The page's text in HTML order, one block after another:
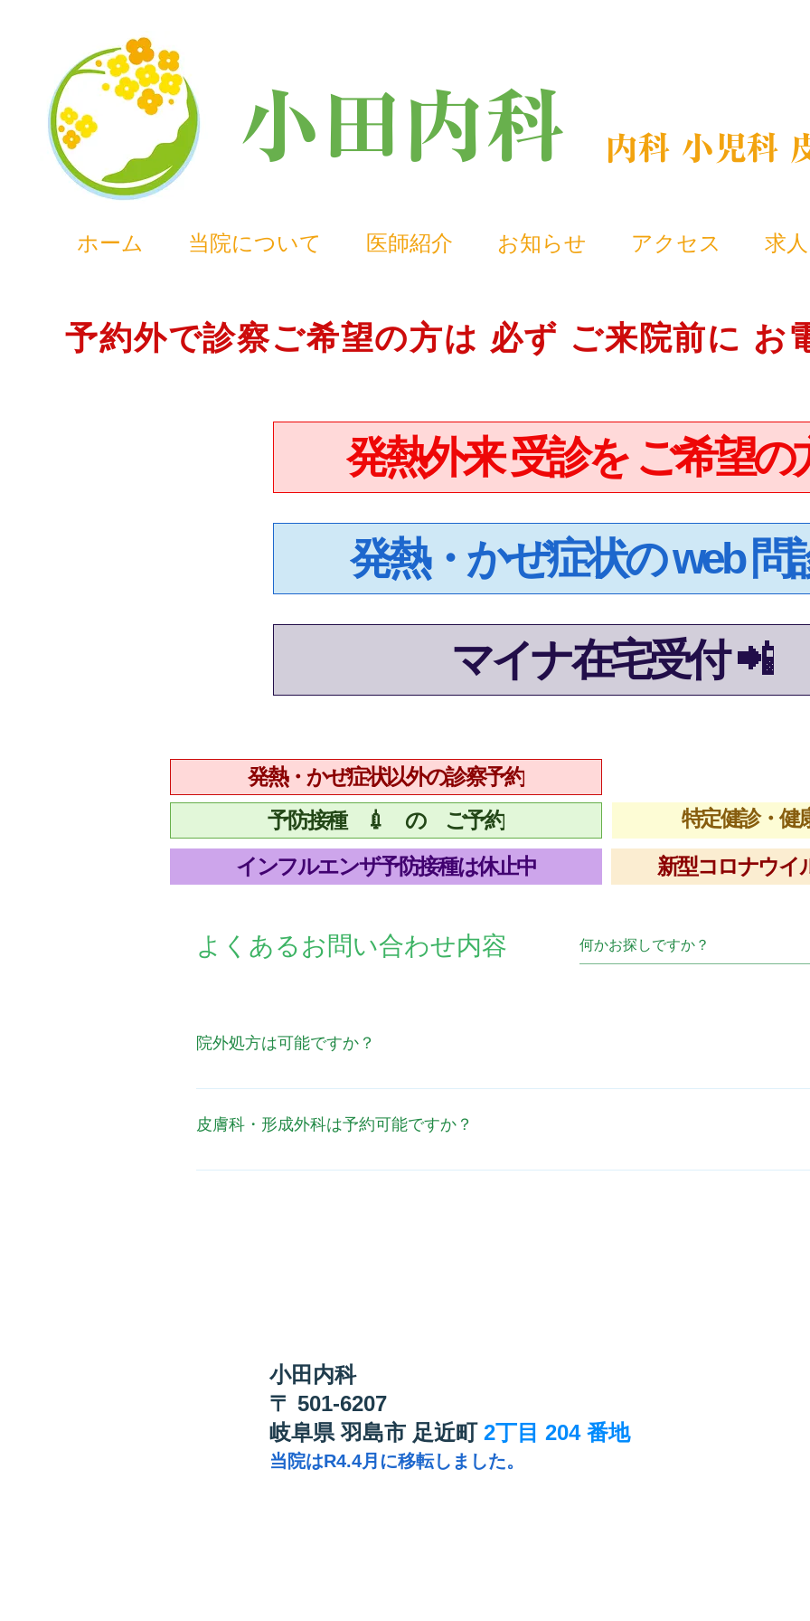
小田内科 内科 小児科
ホーム 当院について 医師紹介 お知らせ アクセス 求人
予約外で診察ご希望の方は 必ず ご来院前に お
発熱外来 受診を ご希望の
発熱・かぜ症状の web 問
マイナ在宅受付 📲
発熱・かぜ症状以外の診察予約
予防接種 💉 の ご予約
特定健診・
インフルエンザ予防接種は休止中
新型コロナウイ
よくあるお問い合わせ内容
院外処方は可能ですか？
可能です。 基本的には院内処方としておりますが、 院内に準備のないお薬を希望の際には、
いただきます。
皮膚科・形成外科は予約可能ですか？
現在、皮膚科・形成外科の診療のweb予約は受け付けておりません。​ お電話にてご予約してい
小田内科
〒 501-6207
岐阜県 羽島市 足近町 2丁目 204 番地
当院はR4.4月に移転しました。